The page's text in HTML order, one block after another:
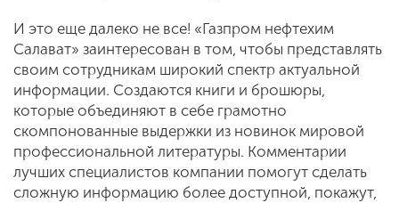
И это еще далеко не все! «Газпром нефтехим
Салават» заинтересован в том, чтобы представлять
своим сотрудникам широкий спектр актуальной
информации. Создаются книги и брошюры,
которые объединяют в себе грамотно
скомпонован­ные выдержки из новинок мировой
про­фессиональной литературы. Комментарии
лучших специалистов компании помогут сделать
сложную информацию более до­ступной, покажут,